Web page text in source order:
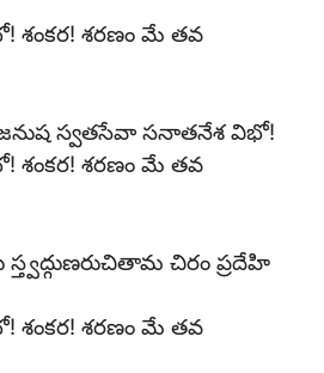
శంకర! శరణం మే తవ
స్వతసేవా సనాతనేశ విభో!
శంకర! శరణం మే తవ
చిరం ప్రదేహి
శంకర! శరణం మే తవ